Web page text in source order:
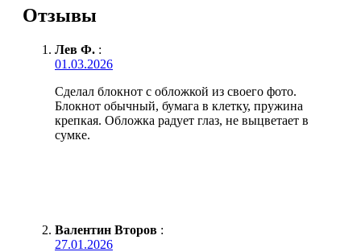
Отзывы
Лев Ф. :
01.03.2026
Сделал блокнот с обложкой из своего фото.
Блокнот обычный, бумага в клетку, пружина
крепкая. Обложка радует глаз, не выцветает в
сумке.
Валентин Второв :
27.01.2026